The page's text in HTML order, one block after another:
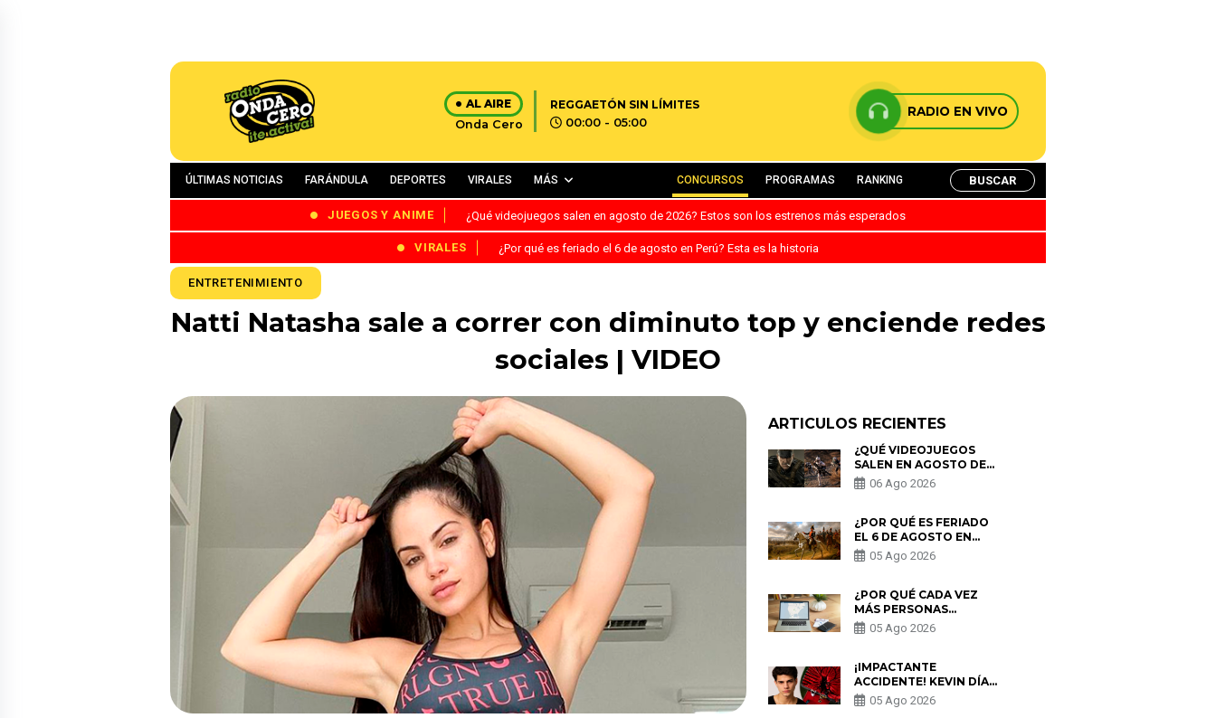
AL AIRE
Onda Cero
REGGAETÓN SIN LÍMITES
00:00 - 05:00
RADIO EN VIVO
ÚLTIMAS NOTICIAS FARÁNDULA DEPORTES VIRALES MÁS CONCURSOS PROGRAMAS RANKING BUSCAR
JUEGOS Y ANIME ¿Qué videojuegos salen en agosto de 2026? Estos son los estrenos más esperados
VIRALES ¿Por qué es feriado el 6 de agosto en Perú? Esta es la historia
ENTRETENIMIENTO
Natti Natasha sale a correr con diminuto top y enciende redes
sociales | VIDEO
ARTICULOS RECIENTES
¿QUÉ VIDEOJUEGOS
SALEN EN AGOSTO DE
2026? ESTOS SON LOS
ESTRENOS MÁS
06 Ago 2026
¿POR QUÉ ES FERIADO
EL 6 DE AGOSTO EN
PERÚ? ESTA ES LA
HISTORIA
05 Ago 2026
¿POR QUÉ CADA VEZ
MÁS PERSONAS
UTILIZAN UNA VPN
PARA PROTEGER SU
05 Ago 2026
¡IMPACTANTE
ACCIDENTE! KEVIN DÍAZ
CAE DESDE OCHO
METROS EN “ESTO ES
05 Ago 2026